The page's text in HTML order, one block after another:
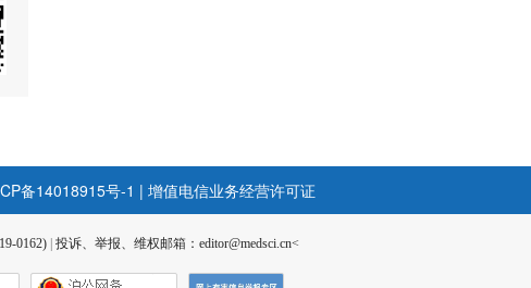
备14018915号-1 | 增值电信业务经营许可证
0162) 投诉、举报、维权邮箱：editor@medsci.cn<